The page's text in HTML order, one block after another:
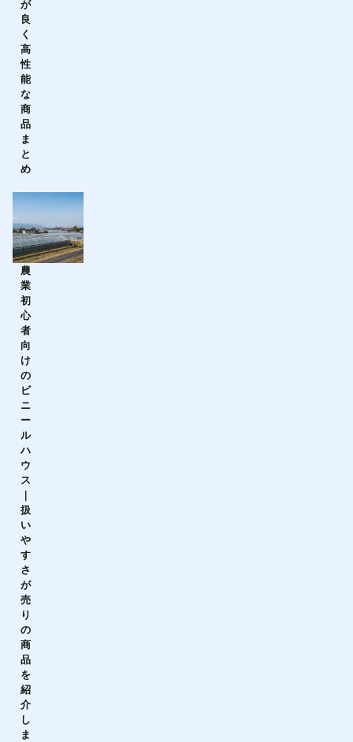
が
良
く
高
性
能
な
商
品
ま
と
め
農
業
初
心
者
向
け
の
ビ
ニ
ー
ル
ハ
ウ
ス
｜
扱
い
や
す
さ
が
売
り
の
商
品
を
紹
介
し
ま